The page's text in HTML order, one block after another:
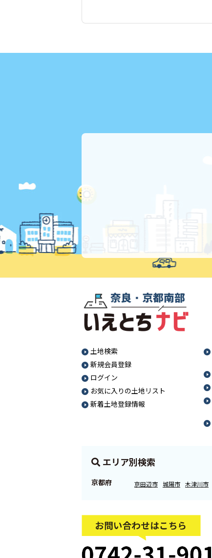
土地検索
新規会員登録
ログイン
お気に入りの土地リスト
新着土地登録情報
エリア別検索
京都府 京田辺市 城陽市 木津川市